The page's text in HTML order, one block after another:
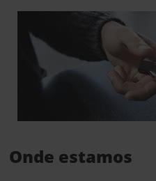
Onde estamos